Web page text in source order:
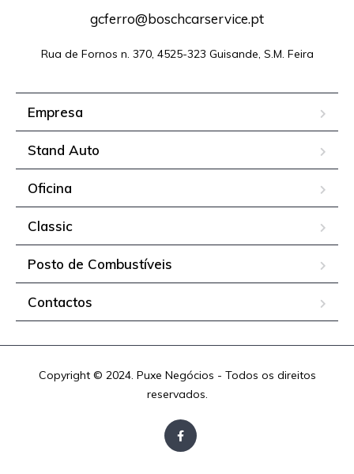
gcferro@boschcarservice.pt
Rua de Fornos n. 370, 4525-323 Guisande, S.M. Feira
Empresa
Stand Auto
Oficina
Classic
Posto de Combustíveis
Contactos
Copyright © 2024. Puxe Negócios - Todos os direitos
reservados.